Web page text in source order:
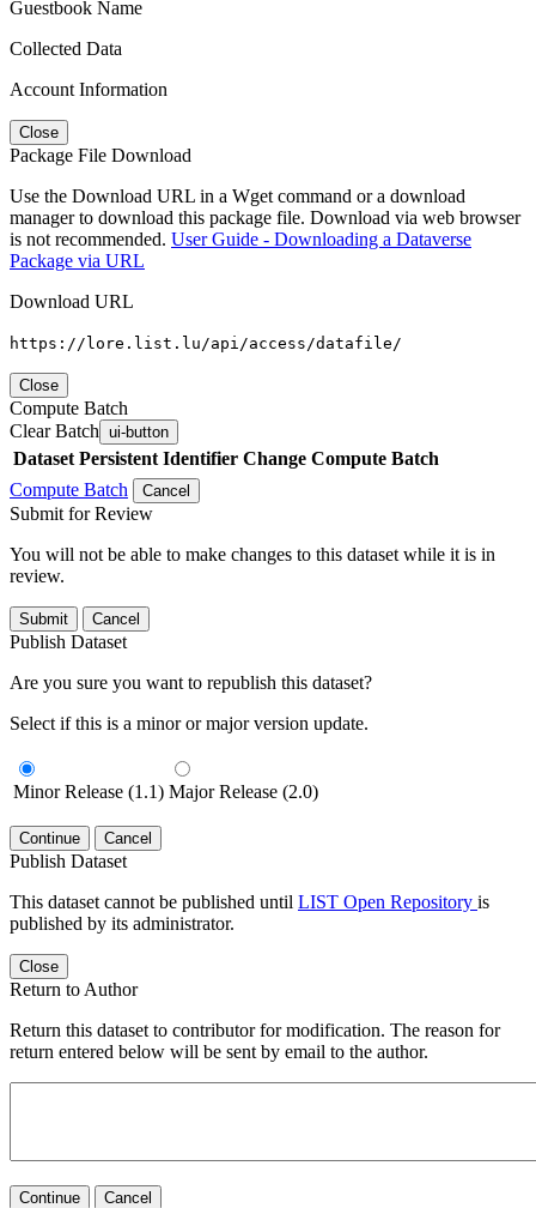
Guestbook Name
Collected Data
Account Information
Close
Package File Download
Use the Download URL in a Wget command or a download
manager to download this package file. Download via web browser
is not recommended. User Guide - Downloading a Dataverse
Package via URL
Download URL
https://lore.list.lu/api/access/datafile/
Close
Compute Batch
Clear Batch ui-button
Dataset Persistent Identifier Change Compute Batch
Compute Batch
Cancel
Submit for Review
You will not be able to make changes to this dataset while it is in
review.
Submit Cancel
Publish Dataset
Are you sure you want to republish this dataset?
Select if this is a minor or major version update.
Minor Release (1.1) Major Release (2.0)
Continue Cancel
Publish Dataset
This dataset cannot be published until LIST Open Repository is
published by its administrator.
Close
Return to Author
Return this dataset to contributor for modification. The reason for
return entered below will be sent by email to the author.
Continue Cancel